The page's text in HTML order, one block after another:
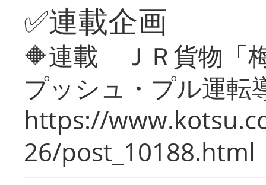
✅連載企画
🔶連載 ＪＲ貨物「
プッシュ・プル運転
https://
26/post_10188.html